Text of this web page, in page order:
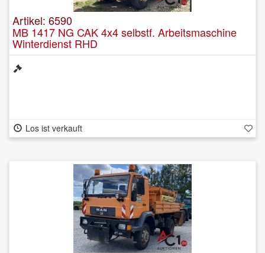
Artikel: 6590
MB 1417 NG CAK 4x4 selbstf. Arbeitsmaschine
Winterdienst RHD
Los ist verkauft